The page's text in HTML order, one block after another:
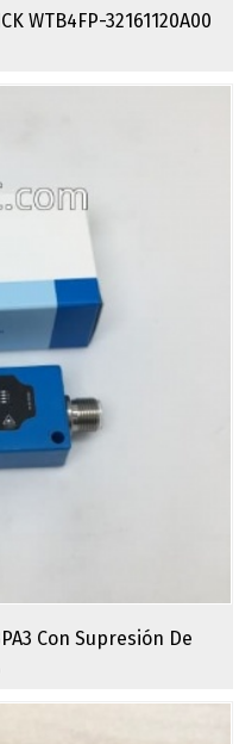
WTB4FP-32161120A00
Con Supresión De